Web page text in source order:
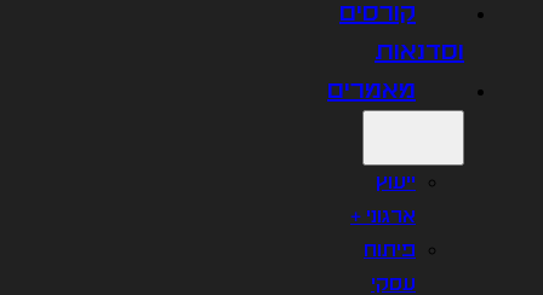
קורסים
וסדנאות
מאמרים
ייעוץ
ארגוני +
פיתוח
עסקי